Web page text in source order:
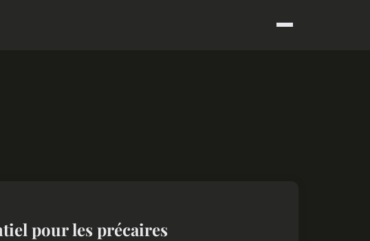
pour les précaires